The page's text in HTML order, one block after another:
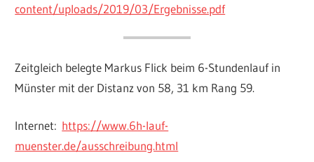
content/uploads/2019/03/Ergebnisse.pdf
Zeitgleich belegte Markus Flick beim 6-Stundenlauf in
Münster mit der Distanz von 58, 31 km Rang 59.
Internet: https://www.6h-lauf-
muenster.de/ausschreibung.html